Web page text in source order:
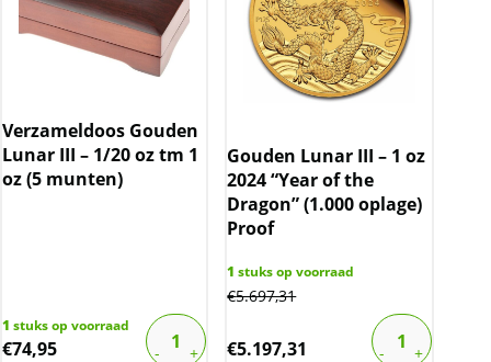
Verzameldoos Gouden
Lunar III – 1/20 oz tm 1
oz (5 munten)
1 stuks op voorraad
€74,95
Gouden Lunar III – 1 oz
2024 “Year of the
Dragon” (1.000 oplage)
Proof
1 stuks op voorraad
€5.697,31
€5.197,31